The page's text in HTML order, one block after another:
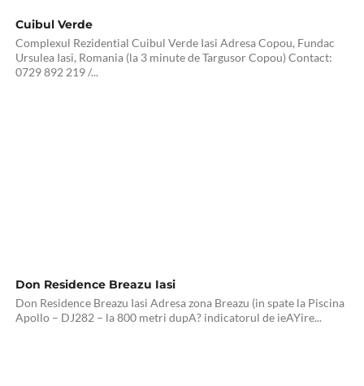
Cuibul Verde
Complexul Rezidential Cuibul Verde Iasi Adresa Copou, Fundac
Ursulea Iasi, Romania (la 3 minute de Targusor Copou) Contact:
0729 892 219 /...
Don Residence Breazu Iasi
Don Residence Breazu Iasi Adresa zona Breazu (in spate la Piscina
Apollo – DJ282 – la 800 metri dupA? indicatorul de ieAYire...